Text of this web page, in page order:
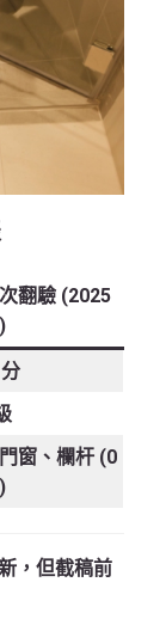
翻驗 (2025
窗、欄杆 (0
，但截稿前